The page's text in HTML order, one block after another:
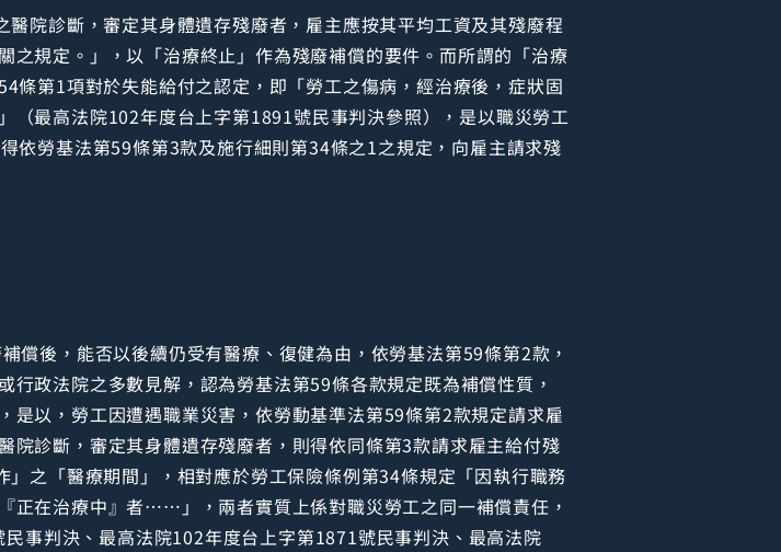
院診斷，審定其身體遺存殘廢者，雇主應按其平均工資及其殘廢程
規定。」，以「治療終止」作為殘廢補償的要件。而所謂的「治療
條第1項對於失能給付之認定，即「勞工之傷病，經治療後，症狀固
（最高法院102年度台上字第1891號民事判決參照），是以職災勞工
依勞基法第59條第3款及施行細則第34條之1之規定，向雇主請求殘
償後，能否以後續仍受有醫療、復健為由，依勞基法第59條第2款，
政法院之多數見解，認為勞基法第59條各款規定既為補償性質，
以，勞工因遭遇職業災害，依勞動基準法第59條第2款規定請求雇
診斷，審定其身體遺存殘廢者，則得依同條第3款請求雇主給付殘
之「醫療期間」，相對應於勞工保險條例第34條規定「因執行職務
正在治療中』者……」，兩者實質上係對職災勞工之同一補償責任，
事判決、最高法院102年度台上字第1871號民事判決、最高法院